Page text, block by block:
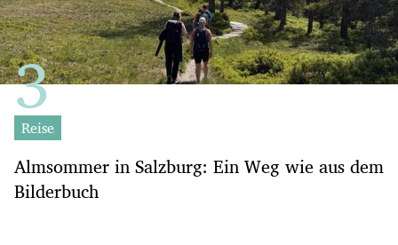
Reise
Almsommer in Salzburg: Ein Weg wie aus dem
Bilderbuch